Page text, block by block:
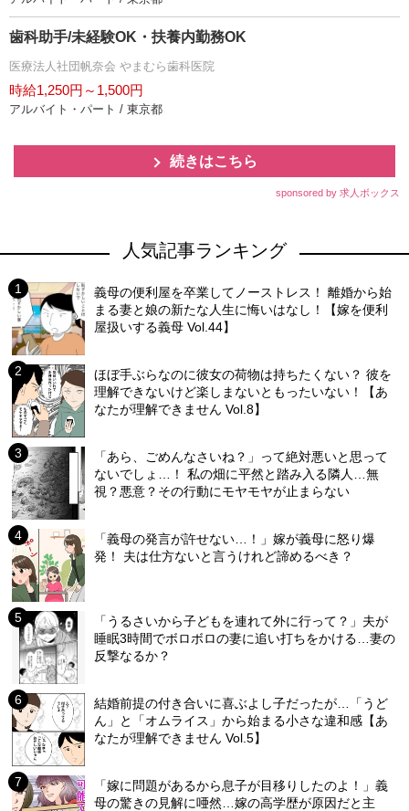
歯科助手/未経験OK・扶養内勤務OK
医療法人社団帆奈会 やまむら歯科医院
時給1,250円～1,500円
アルバイト・パート / 東京都
続きはこちら
sponsored by 求人ボックス
人気記事ランキング
義母の便利屋を卒業してノーストレス！ 離婚から始
まる妻と娘の新たな人生に悔いはなし！【嫁を便利
屋扱いする義母 Vol.44】
ほぼ手ぶらなのに彼女の荷物は持ちたくない？ 彼を
理解できないけど楽しまないともったいない！【あ
なたが理解できません Vol.8】
「あら、ごめんなさいね？」って絶対悪いと思って
ないでしょ…！ 私の畑に平然と踏み入る隣人…無
視？悪意？その行動にモヤモヤが止まらない
「義母の発言が許せない…！」嫁が義母に怒り爆
発！ 夫は仕方ないと言うけれど諦めるべき？
「うるさいから子どもを連れて外に行って？」夫が
睡眠3時間でボロボロの妻に追い打ちをかける…妻の
反撃なるか？
結婚前提の付き合いに喜ぶよし子だったが…「うど
ん」と「オムライス」から始まる小さな違和感【あ
なたが理解できません Vol.5】
「嫁に問題があるから息子が目移りしたのよ！」義
母の驚きの見解に唖然…嫁の高学歴が原因だと主